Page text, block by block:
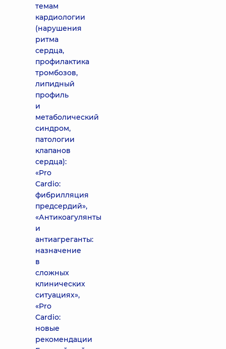
темам
кардиологии
(нарушения
ритма
сердца,
профилактика
тромбозов,
липидный
профиль
и
метаболический
синдром,
патологии
клапанов
сердца):
«Pro
Cardio:
фибрилляция
предсердий»,
«Антикоагулянты
и
антиагреганты:
назначение
в
сложных
клинических
ситуациях»,
«Pro
Cardio:
новые
рекомендации